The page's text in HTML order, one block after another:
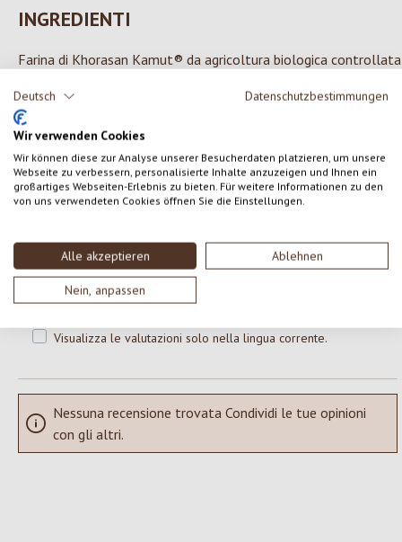
Deutsch Datenschutzbestimmungen
Wir verwenden Cookies
Wir können diese zur Analyse unserer Besucherdaten platzieren, um unsere
Webseite zu verbessern, personalisierte Inhalte anzuzeigen und Ihnen ein
großartiges Webseiten-Erlebnis zu bieten. Für weitere Informationen zu den
von uns verwendeten Cookies öffnen Sie die Einstellungen.
Alle akzeptieren Ablehnen
Nein, anpassen
INGREDIENTI
Farina di Khorasan Kamut® da agricoltura biologica controllata
Valutazione media di 0 su 5 stelle
Formula una valutazione!
Condividi le tue esperienze con il prodotto con altri clienti.
SCRIVERE UNA RECENSIONE
Visualizza le valutazioni solo nella lingua corrente.
Nessuna recensione trovata Condividi le tue opinioni
con gli altri.